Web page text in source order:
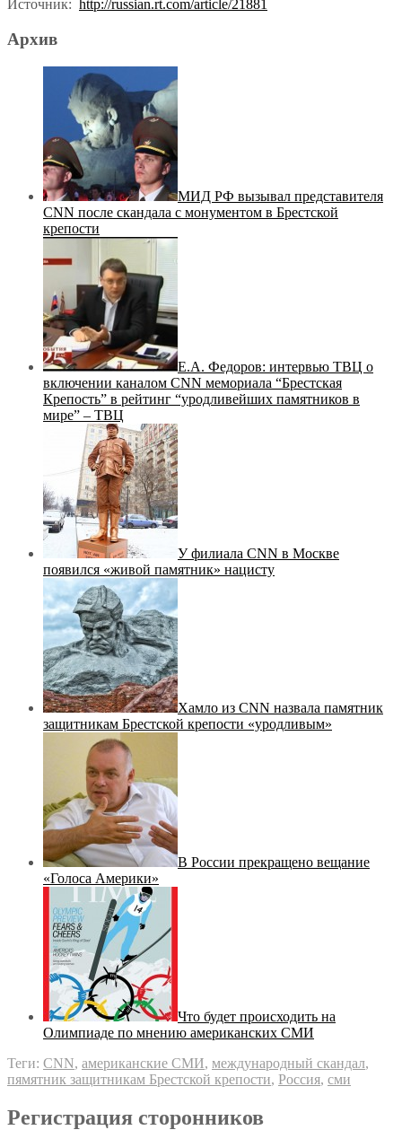
Источник: http://russian.rt.com/article/21881
Архив
МИД РФ вызывал представителя
CNN после скандала с монументом в Брестской
крепости
Е.А. Федоров: интервью ТВЦ о
включении каналом CNN мемориала “Брестская
Крепость” в рейтинг “уродливейших памятников в
мире” – ТВЦ
У филиала CNN в Москве
появился «живой памятник» нацисту
Хамло из CNN назвала памятник
защитникам Брестской крепости «уродливым»
В России прекращено вещание
«Голоса Америки»
Что будет происходить на
Олимпиаде по мнению американских СМИ
Теги: CNN, американские СМИ, международный скандал,
пямятник защитникам Брестской крепости, Россия, сми
Регистрация сторонников